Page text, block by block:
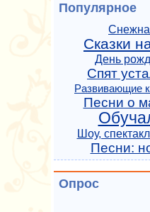
Популярное
Сказки
День
Спят
Развивающие
Песни о
Шоу,
Песни:
Опрос